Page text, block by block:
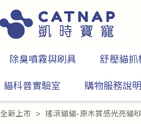
除臭噴霧與刷具 舒壓貓抓
貓科普實驗室 購物服務說明
全新上市 搖滾貓貓-原木質感光亮貓